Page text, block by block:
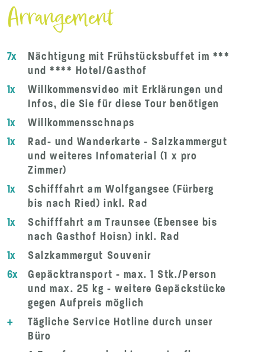
Arrangement
7x
Nächtigung mit Frühstücksbuffet im ***
und **** Hotel/Gasthof
1x
Willkommensvideo mit Erklärungen und
Infos, die Sie für diese Tour benötigen
1x
Willkommensschnaps
1x
Rad- und Wanderkarte - Salzkammergut
und weiteres Infomaterial (1 x pro
Zimmer)
1x
Schifffahrt am Wolfgangsee (Fürberg
bis nach Ried) inkl. Rad
1x
Schifffahrt am Traunsee (Ebensee bis
nach Gasthof Hoisn) inkl. Rad
1x
Salzkammergut Souvenir
6x
Gepäcktransport - max. 1 Stk./Person
und max. 25 kg - weitere Gepäckstücke
gegen Aufpreis möglich
+
Tägliche Service Hotline durch unser
Büro